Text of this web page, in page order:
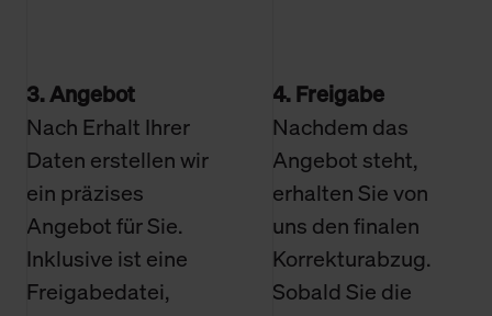
3. Angebot
Nach Erhalt Ihrer
Daten erstellen wir
ein präzises
Angebot für Sie.
Inklusive ist eine
Freigabedatei,
4. Freigabe
Nachdem das
Angebot steht,
erhalten Sie von
uns den finalen
Korrekturabzug.
Sobald Sie die